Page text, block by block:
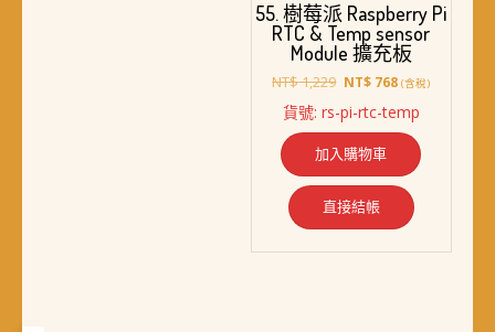
55. 樹莓派 Raspberry Pi
RTC & Temp sensor
Module 擴充板
NT$1,229 原
價
NT$ 1,229。
NT$ 768目
價
格：
NT$ 768。
(含稅)
貨號: rs-pi-rtc-temp
加入購物車
直接結帳